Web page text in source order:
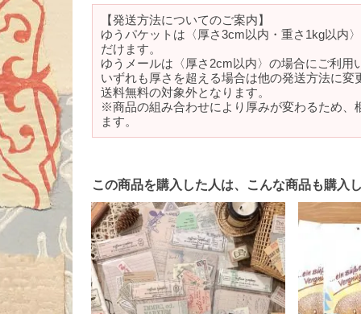
【発送方法についてのご案内】
ゆうパケットは〈厚さ3cm以内・重さ1kg以内
だけます。
ゆうメールは〈厚さ2cm以内〉の場合にご利用
いずれも厚さを超える場合は他の発送方法に変
送料無料の対象外となります。
※商品の組み合わせにより厚みが変わるため、
ます。
この商品を購入した人は、こんな商品も購入